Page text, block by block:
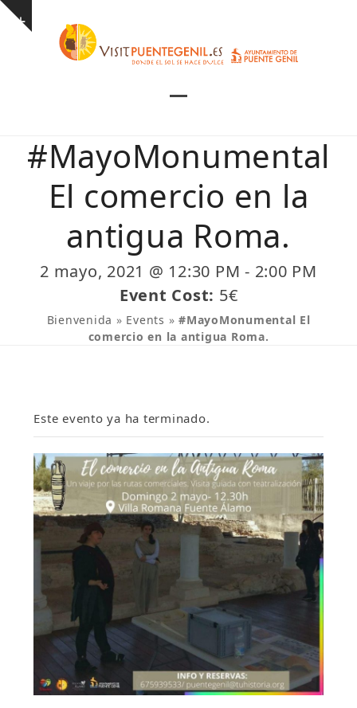
Skip
Show
menu
menu
#MayoMonumental
El comercio en la
antigua Roma.
2 mayo, 2021 @ 12:30 PM - 2:00 PM
Event Cost: 5€
Bienvenida » Events » #MayoMonumental El
comercio en la antigua Roma.
Este evento ya ha terminado.